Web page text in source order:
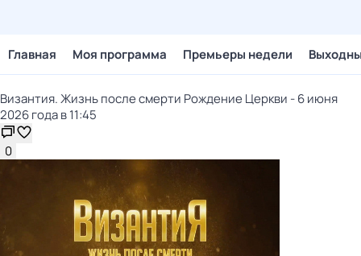
Главная Моя программа Премьеры недели
Византия. Жизнь после смерти Рождение Церкви - 6 июня
2026 года в 11:45
0